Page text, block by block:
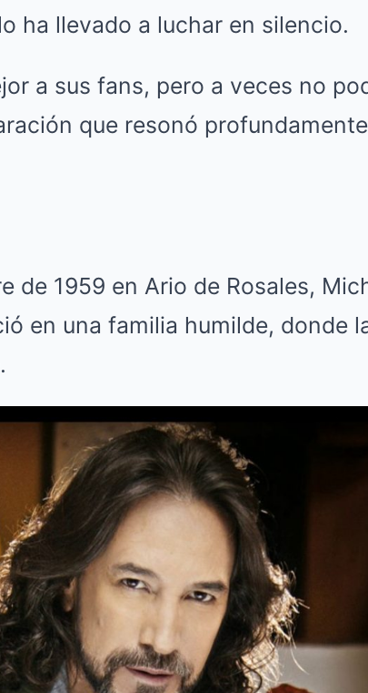
ha llevado a luchar en silencio.
a sus fans, pero a veces no
que resonó
de 1959 en Ario de Rosales,
en una familia humilde, donde